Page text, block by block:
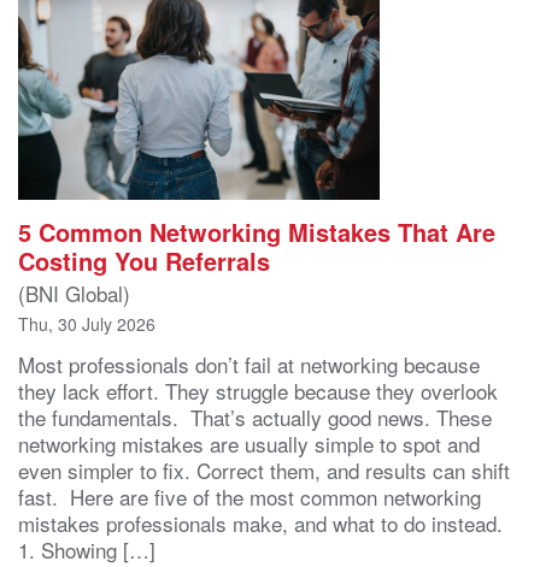
5 Common Networking Mistakes That Are
Costing You Referrals
(BNI Global)
Thu, 30 July 2026
Most professionals don’t fail at networking because
they lack effort. They struggle because they overlook
the fundamentals. That’s actually good news. These
networking mistakes are usually simple to spot and
even simpler to fix. Correct them, and results can shift
fast. Here are five of the most common networking
mistakes professionals make, and what to do instead.
1. Showing […]